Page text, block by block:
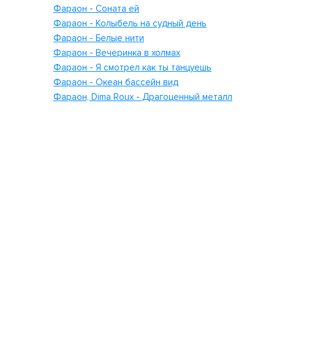
Фараон - Соната ей
Фараон - Колыбель на судный день
Фараон - Белые нити
Фараон - Вечеринка в холмах
Фараон - Я смотрел как ты танцуешь
Фараон - Океан бассейн вид
Фараон, Dima Roux - Драгоценный металл